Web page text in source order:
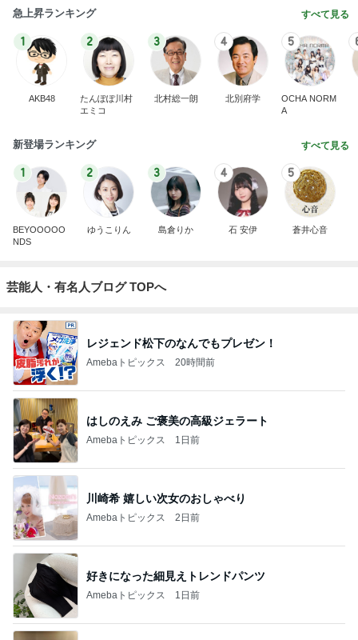
急上昇ランキング すべて見る
1
AKB48
2
たんぽぽ川村
エミコ
3
北村総一朗
4
北別府学
5
OCHA NORM
A
新登場ランキング すべて見る
1
BEYOOOOO
NDS
2
ゆうこりん
3
島倉りか
4
石 安伊
5
蒼井心音
芸能人・有名人ブログ TOPへ
レジェンド松下のなんでもプレゼン！
Amebaトピックス 20時間前
はしのえみ ご褒美の高級ジェラート
Amebaトピックス 1日前
川崎希 嬉しい次女のおしゃべり
Amebaトピックス 2日前
好きになった細見えトレンドパンツ
Amebaトピックス 1日前